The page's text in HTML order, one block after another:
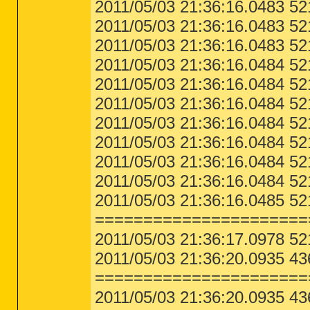
========== HKEY_CURRENT_USER
"Google Chrome" = Google Chrome
========== Last 10 Event Log Errors
[ Application Events ]
Error - 09.10.2010 14:03:19 |
Description = Task Scheduling
Error - 09.10.2010 14:03:19 |
Description = Task Scheduling Error:
Error - 10.10.2010 07:00:07 |
Description = 896: ERROR:
vom Remotehost geschlossen.)
Description = 900: ERROR:
vom Remotehost geschlossen.)
2011/05/03 21:36:16.0483
2011/05/03 21:36:16.0483
2011/05/03 21:36:16.0483
2011/05/03 21:36:16.0484
2011/05/03 21:36:16.0484
2011/05/03 21:36:16.0484
2011/05/03 21:36:16.0484
2011/05/03 21:36:16.0484
2011/05/03 21:36:16.0484
2011/05/03 21:36:16.0484
2011/05/03 21:36:16.0485
2011/05/03 21:36:17.0978
2011/05/03 21:36:20.0935
2011/05/03 21:36:20.0935